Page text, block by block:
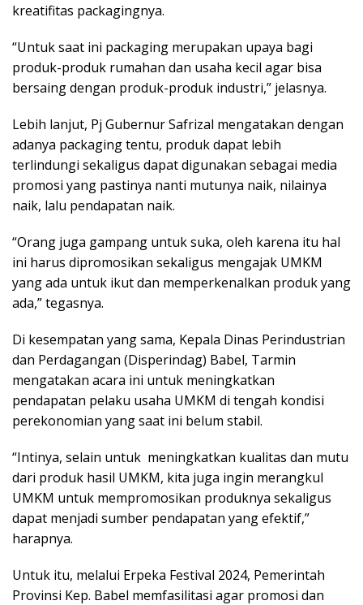
kreatifitas packagingnya.
“Untuk saat ini packaging merupakan upaya bagi
produk-produk rumahan dan usaha kecil agar bisa
bersaing dengan produk-produk industri,” jelasnya.
Lebih lanjut, Pj Gubernur Safrizal mengatakan dengan
adanya packaging tentu, produk dapat lebih
terlindungi sekaligus dapat digunakan sebagai media
promosi yang pastinya nanti mutunya naik, nilainya
naik, lalu pendapatan naik.
“Orang juga gampang untuk suka, oleh karena itu hal
ini harus dipromosikan sekaligus mengajak UMKM
yang ada untuk ikut dan memperkenalkan produk yang
ada,” tegasnya.
Di kesempatan yang sama, Kepala Dinas Perindustrian
dan Perdagangan (Disperindag) Babel, Tarmin
mengatakan acara ini untuk meningkatkan
pendapatan pelaku usaha UMKM di tengah kondisi
perekonomian yang saat ini belum stabil.
“Intinya, selain untuk meningkatkan kualitas dan mutu
dari produk hasil UMKM, kita juga ingin merangkul
UMKM untuk mempromosikan produknya sekaligus
dapat menjadi sumber pendapatan yang efektif,”
harapnya.
Untuk itu, melalui Erpeka Festival 2024, Pemerintah
Provinsi Kep. Babel memfasilitasi agar promosi dan